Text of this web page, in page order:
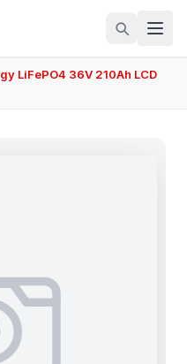
LiFePO4 36V 210Ah LCD